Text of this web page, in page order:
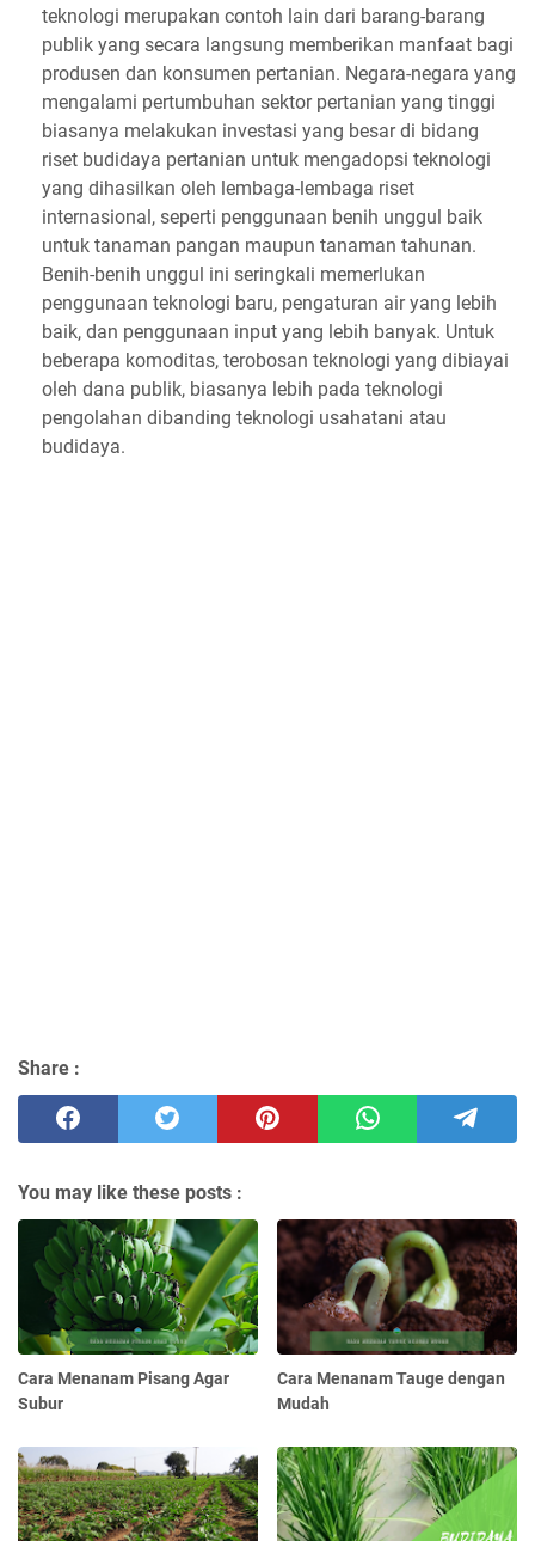
teknologi merupakan contoh lain dari barang-barang
publik yang secara langsung memberikan manfaat bagi
produsen dan konsumen pertanian. Negara-negara yang
mengalami pertumbuhan sektor pertanian yang tinggi
biasanya melakukan investasi yang besar di bidang
riset budidaya pertanian untuk mengadopsi teknologi
yang dihasilkan oleh lembaga-lembaga riset
internasional, seperti penggunaan benih unggul baik
untuk tanaman pangan maupun tanaman tahunan.
Benih-benih unggul ini seringkali memerlukan
penggunaan teknologi baru, pengaturan air yang lebih
baik, dan penggunaan input yang lebih banyak. Untuk
beberapa komoditas, terobosan teknologi yang dibiayai
oleh dana publik, biasanya lebih pada teknologi
pengolahan dibanding teknologi usahatani atau
budidaya.
Share :
You may like these posts :
Cara Menanam Pisang Agar
Subur
Cara Menanam Tauge dengan
Mudah